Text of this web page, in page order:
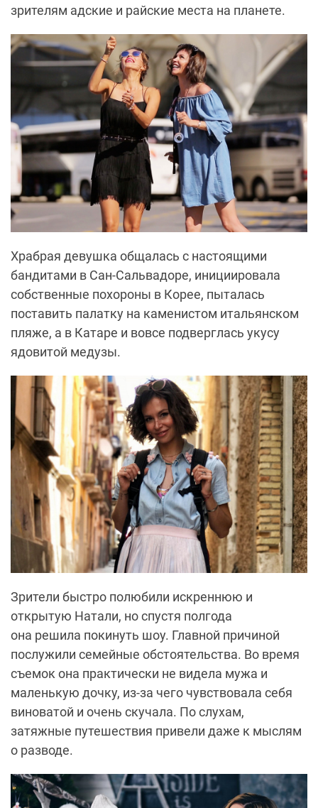
зрителям адские и райские места на планете.
Храбрая девушка общалась с настоящими
бандитами в Сан-Сальвадоре, инициировала
собственные похороны в Корее, пыталась
поставить палатку на каменистом итальянском
пляже, а в Катаре и вовсе подверглась укусу
ядовитой медузы.
Зрители быстро полюбили искреннюю и
открытую Натали, но спустя полгода
она решила покинуть шоу. Главной причиной
послужили семейные обстоятельства. Во время
съемок она практически не видела мужа и
маленькую дочку, из-за чего чувствовала себя
виноватой и очень скучала. По слухам,
затяжные путешествия привели даже к мыслям
о разводе.